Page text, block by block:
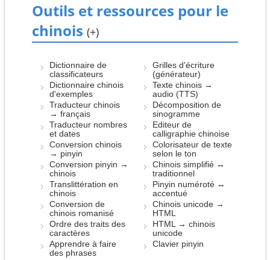
Outils et ressources pour le
chinois (+)
Dictionnaire de
classificateurs
Dictionnaire chinois
d'exemples
Traducteur chinois
→ français
Traducteur nombres
et dates
Conversion chinois
→ pinyin
Conversion pinyin →
chinois
Translittération en
chinois
Conversion de
chinois romanisé
Ordre des traits des
caractères
Apprendre à faire
des phrases
Grilles d'écriture
(générateur)
Texte chinois →
audio (TTS)
Décomposition de
sinogramme
Editeur de
calligraphie chinoise
Colorisateur de texte
selon le ton
Chinois simplifié ↔
traditionnel
Pinyin numéroté ↔
accentué
Chinois unicode →
HTML
HTML → chinois
unicode
Clavier pinyin